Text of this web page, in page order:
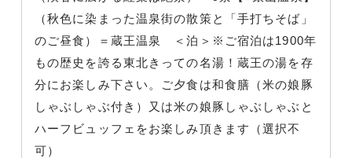
（秋色に染まった温泉街の散策と「手打ちそば」
のご昼食）＝蔵王温泉 ＜泊＞※ご宿泊は1900年
もの歴史を誇る東北きっての名湯！蔵王の湯を存
分にお楽しみ下さい。ご夕食は和食膳（米の娘豚
しゃぶしゃぶ付き）又は米の娘豚しゃぶしゃぶと
ハーフビュッフェをお楽しみ頂きます（選択不
可）